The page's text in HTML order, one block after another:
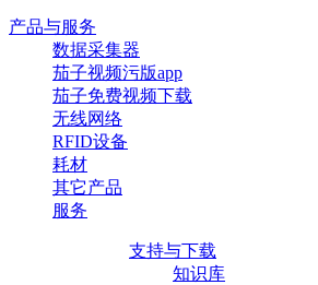
产品与服务
数据采集器
茄子视频污版app
茄子免费视频下载
无线网络
RFID设备
耗材
其它产品
服务
支持与下载
知识库